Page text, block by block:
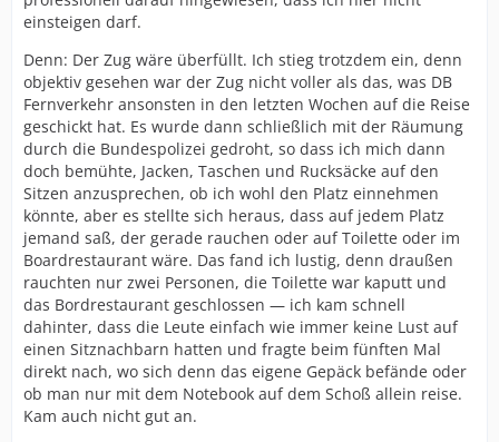
einsteigen darf.
Denn: Der Zug wäre überfüllt. Ich stieg trotzdem ein, denn
objektiv gesehen war der Zug nicht voller als das, was DB
Fernverkehr ansonsten in den letzten Wochen auf die Reise
geschickt hat. Es wurde dann schließlich mit der Räumung
durch die Bundespolizei gedroht, so dass ich mich dann
doch bemühte, Jacken, Taschen und Rucksäcke auf den
Sitzen anzusprechen, ob ich wohl den Platz einnehmen
könnte, aber es stellte sich heraus, dass auf jedem Platz
jemand saß, der gerade rauchen oder auf Toilette oder im
Boardrestaurant wäre. Das fand ich lustig, denn draußen
rauchten nur zwei Personen, die Toilette war kaputt und
das Bordrestaurant geschlossen — ich kam schnell
dahinter, dass die Leute einfach wie immer keine Lust auf
einen Sitznachbarn hatten und fragte beim fünften Mal
direkt nach, wo sich denn das eigene Gepäck befände oder
ob man nur mit dem Notebook auf dem Schoß allein reise.
Kam auch nicht gut an.